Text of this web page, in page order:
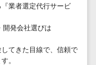
リティカメラ>
ティ>
ル無害化>
答
業者選定代行サービ
開発会社選びは
てきた目線で、信頼で
。